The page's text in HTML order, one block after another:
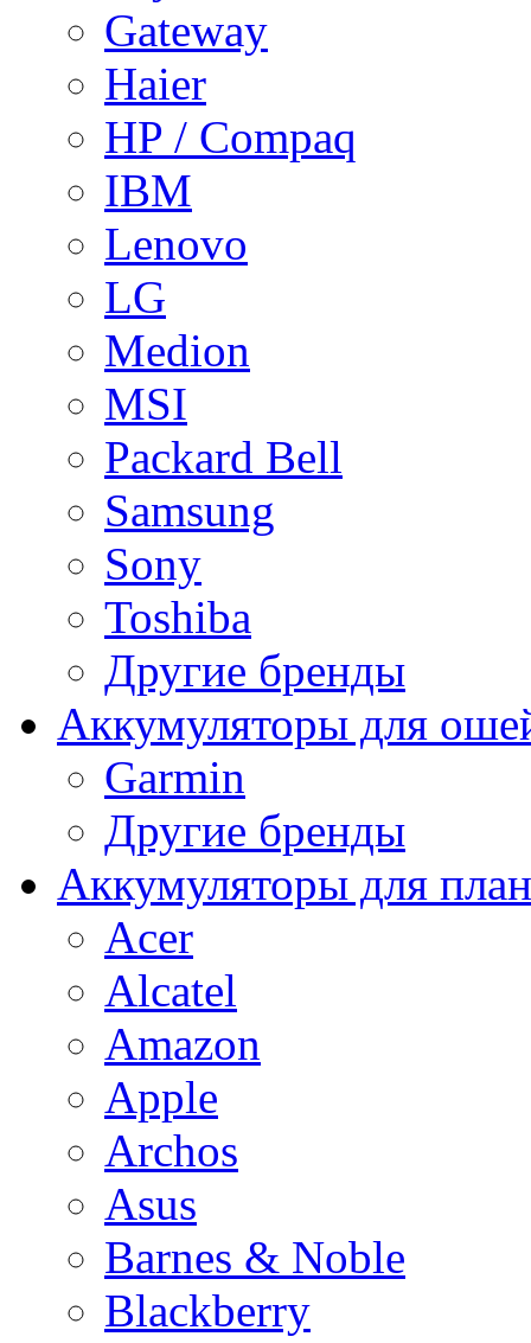
Gateway
Haier
HP / Compaq
IBM
Lenovo
LG
Medion
MSI
Packard Bell
Samsung
Sony
Toshiba
Другие бренды
Аккумуляторы для
Garmin
Другие бренды
Аккумуляторы для
Acer
Alcatel
Amazon
Apple
Archos
Asus
Barnes & Noble
Blackberry